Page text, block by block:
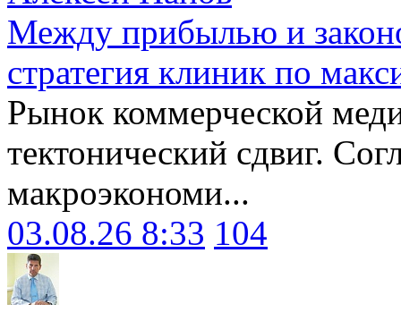
Между прибылью и
стратегия клиник по
Рынок коммерческой
тектонический сдвиг.
макроэкономи...
03.08.26 8:33 104